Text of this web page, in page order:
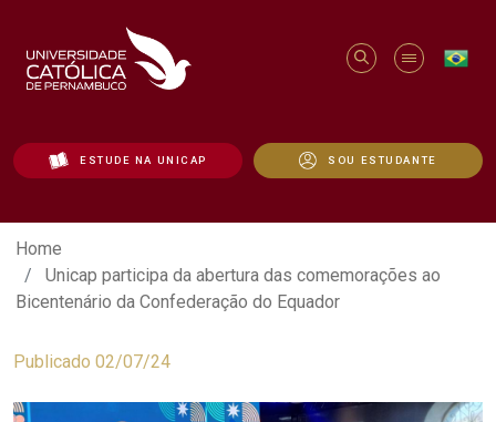
ESTUDE NA UNICAP SOU ESTUDANTE
Unicap participa da abertura das
Home
Unicap participa da abertura das comemorações ao
Bicentenário da Confederação do Equador
Publicado 02/07/24